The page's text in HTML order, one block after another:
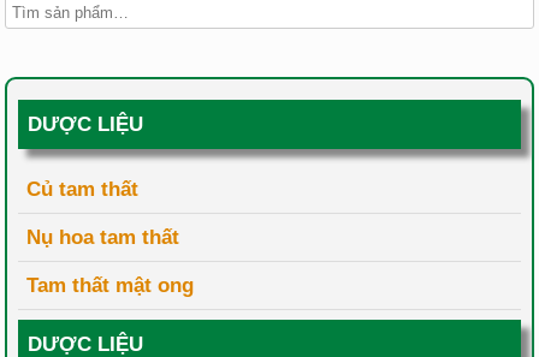
DƯỢC LIỆU
Củ tam thất
Nụ hoa tam thất
Tam thất mật ong
DƯỢC LIỆU